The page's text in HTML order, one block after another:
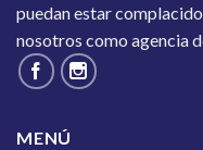
puedan estar
nosotros como agencia
MENÚ